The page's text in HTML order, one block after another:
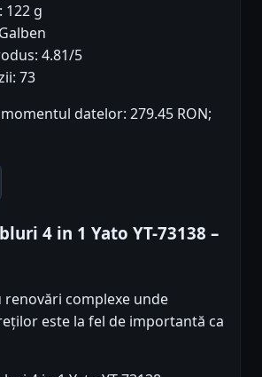
122 g
4.81/5
73
datelor: 279.45 RON;
4 in 1 Yato YT-73138 –
complexe unde
este la fel de importantă ca